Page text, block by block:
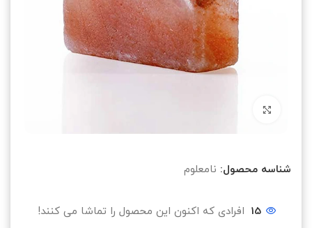
شناسه محصول: نامعلوم
15 افرادی که اکنون این محصول را تماشا می کنند!